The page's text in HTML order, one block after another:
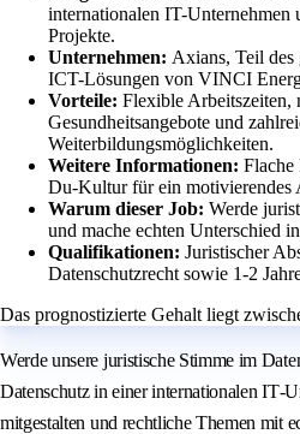
internationalen IT-Unternehmen
Projekte.
Unternehmen: Axians, Teil
ICT-Lösungen von VINCI
Vorteile: Flexible Arbeitszeiten,
Gesundheitsangebote und
Weiterbildungsmöglichkeiten.
Weitere Informationen: Flache
Du-Kultur für ein motivierendes
Warum dieser Job: Werde
und mache echten Unterschied
Qualifikationen: Juristischer
Datenschutzrecht sowie 1-2
Das prognostizierte Gehalt liegt
Werde unsere juristische Stimme im
Datenschutz in einer internationalen
mitgestalten und rechtliche Themen mit